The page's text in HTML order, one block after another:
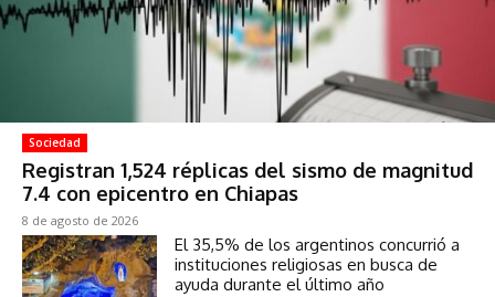
Sociedad
Registran 1,524 réplicas del sismo de magnitud
7.4 con epicentro en Chiapas
8 de agosto de 2026
El 35,5% de los argentinos concurrió a
instituciones religiosas en busca de
ayuda durante el último año